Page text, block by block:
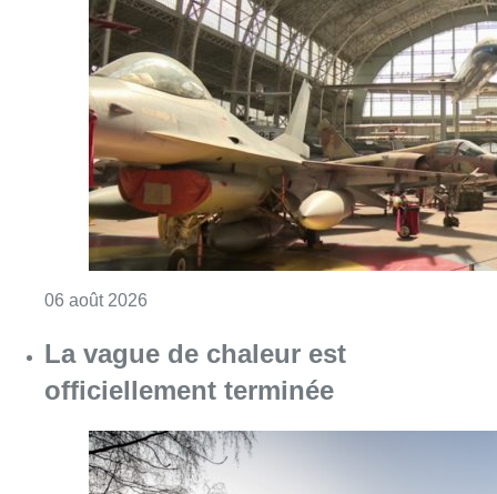
Lire aussi :
À Bruxelles, le blocus s’invite dans
des lieux insolites : “C’est
exceptionnel, il faut se l’avouer”